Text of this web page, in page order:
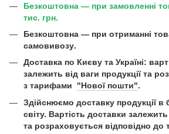
Безкоштовна — при замовленні
тис. грн.
Безкоштовна — при отриманні
самовивозу.
Доставка по Києву та Україні:
залежить від ваги продукції та
з тарифами "Нової пошти".
Здійснюємо доставку продукції в
світу. Вартість доставки залежить
та розраховується відповідно до